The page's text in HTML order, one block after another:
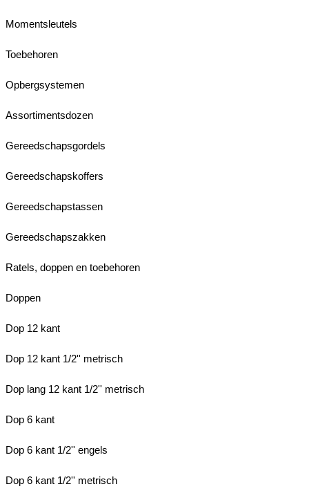
Momentsleutels
Toebehoren
Opbergsystemen
Assortimentsdozen
Gereedschapsgordels
Gereedschapskoffers
Gereedschapstassen
Gereedschapszakken
Ratels, doppen en toebehoren
Doppen
Dop 12 kant
Dop 12 kant 1/2'' metrisch
Dop lang 12 kant 1/2'' metrisch
Dop 6 kant
Dop 6 kant 1/2'' engels
Dop 6 kant 1/2'' metrisch